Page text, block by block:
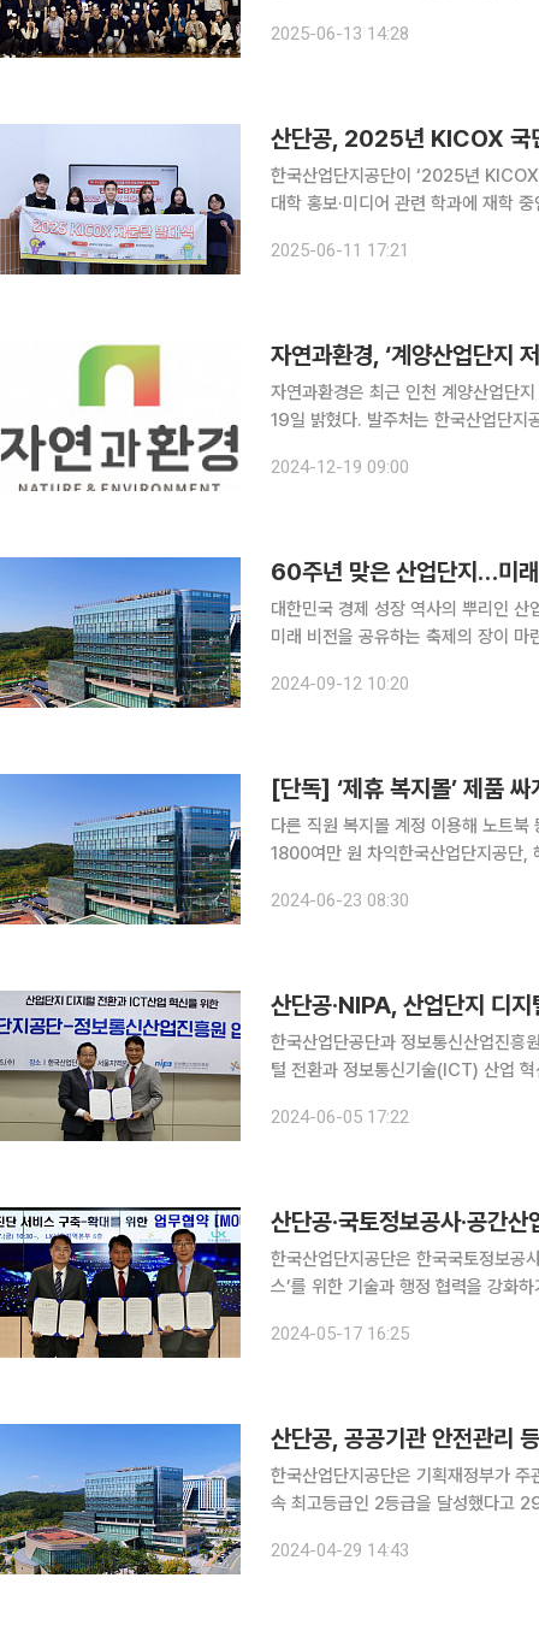
협력, 정보 공유의 시간을 가졌다.
2025-06-13 14:28
산단공, 2025년 KICOX 국
한국산업단지공단이 ‘2025년
대학 홍보·미디어 관련 학과에 재학
2025-06-11 17:21
자연과환경, ‘계양산업단지
자연과환경은 최근 인천 계양산업단
19일 밝혔다. 발주처는 한국산업단지공단으로 금
2024-12-19 09:00
60주년 맞은 산업단지…미
대한민국 경제 성장 역사의 뿌리인
미래 비전을 공유하는 축제의 장이 마련됐다. 산업통상자원부는 12일 구로 지타워
1964년 9월 14일 '수출산업공업단지
2024-09-12 10:20
[단독] ‘제휴 복지몰’ 제품
다른 직원 복지몰 계정 이용해 노트
1800여만 원 차익한국산업단지공단, 해당 직원
2024-06-23 08:30
산단공·NIPA, 산업단지 디
한국산업단공단과 정보통신산업진흥
털 전환과 정보통신기술(ICT) 산업 혁신
단지와 제조기업의 디지털 전환을 위
2024-06-05 17:22
한국산업단지공단은 한국국토정보공
스’를 위한 기술과 행정 협력을 강화하기로 했다고 17일
서울지역본부에서 이 같은 내용의 ‘
2024-05-17 16:25
산단공, 공공기관 안전관리
한국산업단지공단은 기획재정부가
속 최고등급인 2등급을 달성했다고 29일 밝혔다. 공공기관 안전관리 등급
전관리 등급을 부여하는 제도다.
2024-04-29 14:43